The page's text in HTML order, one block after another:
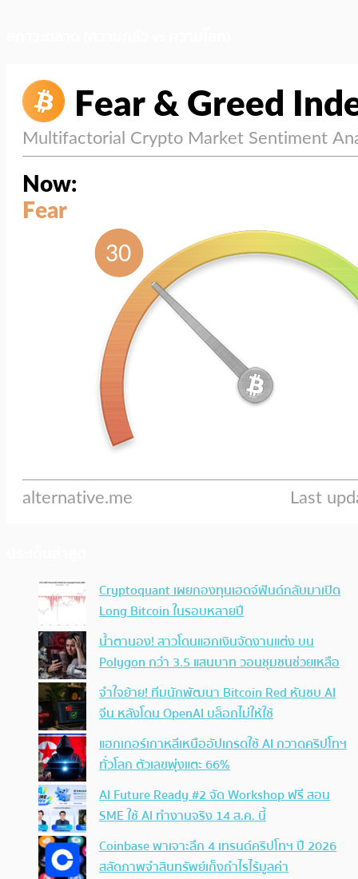
Cryptoquant เผยกองทุนเฮดจ์ฟันด์กลับมาเปิด
Long Bitcoin ในรอบหลายปี
น้ำตานอง! สาวโดนแฮกเงินจัดงานแต่ง บน
Polygon กว่า 3.5 แสนบาท วอนชุมชนช่วยเหลือ
จำใจย้าย! ทีมนักพัฒนา Bitcoin Red หันซบ AI
จีน หลังโดน OpenAI บล็อกไม่ให้ใช้
แฮกเกอร์เกาหลีเหนืออัปเกรดใช้ AI กวาดคริปโทฯ
ทั่วโลก ตัวเลขพุ่งแตะ 66%
AI Future Ready #2 จัด Workshop ฟรี สอน
SME ใช้ AI ทำงานจริง 14 ส.ค. นี้
Coinbase พาเจาะลึก 4 เทรนด์คริปโทฯ ปี 2026
สลัดภาพจำสินทรัพย์เก็งกำไรไร้มูลค่า